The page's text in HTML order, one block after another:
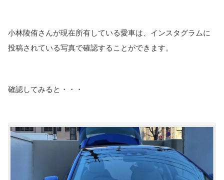
小林陵侑さんが現在所有している愛車は、インスタグラムに
投稿されている写真で確認することができます。
確認してみると・・・